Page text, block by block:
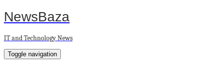
NewsBaza
IT and Technology News
Toggle navigation